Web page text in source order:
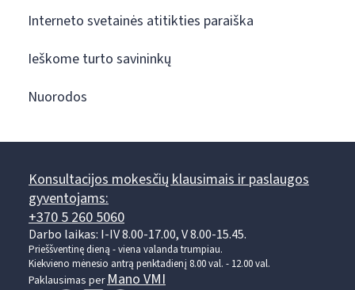
Interneto svetainės atitikties paraiška
Ieškome turto savininkų
Nuorodos
Konsultacijos mokesčių klausimais ir paslaugos
gyventojams:
+370 5 260 5060
Darbo laikas: I-IV 8.00-17.00, V 8.00-15.45.
Prieššventinę dieną - viena valanda trumpiau.
Kiekvieno mėnesio antrą penktadienį 8.00 val. - 12.00 val.
Paklausimas perMano VMI